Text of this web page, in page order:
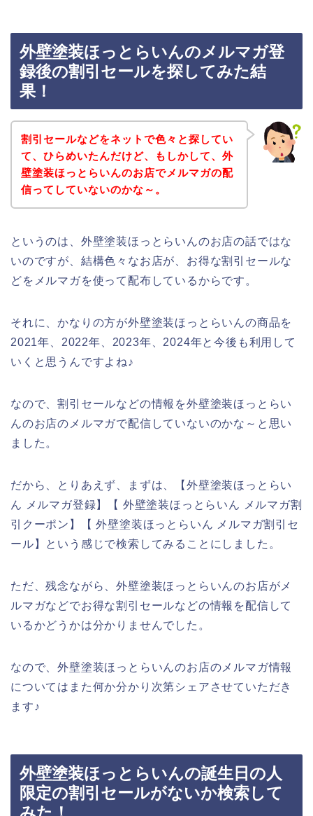
外壁塗装ほっとらいんのメルマガ登
録後の割引セールを探してみた結
果！
割引セールなどをネットで色々と探してい
て、ひらめいたんだけど、もしかして、外
壁塗装ほっとらいんのお店でメルマガの配
信ってしていないのかな～。
というのは、外壁塗装ほっとらいんのお店の話ではな
いのですが、結構色々なお店が、お得な割引セールな
どをメルマガを使って配布しているからです。
それに、かなりの方が外壁塗装ほっとらいんの商品を
2021年、2022年、2023年、2024年と今後も利用して
いくと思うんですよね♪
なので、割引セールなどの情報を外壁塗装ほっとらい
んのお店のメルマガで配信していないのかな～と思い
ました。
だから、とりあえず、まずは、【外壁塗装ほっとらい
ん メルマガ登録】【 外壁塗装ほっとらいん メルマガ割
引クーポン】【 外壁塗装ほっとらいん メルマガ割引セ
ール】という感じで検索してみることにしました。
ただ、残念ながら、外壁塗装ほっとらいんのお店がメ
ルマガなどでお得な割引セールなどの情報を配信して
いるかどうかは分かりませんでした。
なので、外壁塗装ほっとらいんのお店のメルマガ情報
についてはまた何か分かり次第シェアさせていただき
ます♪
外壁塗装ほっとらいんの誕生日の人
限定の割引セールがないか検索して